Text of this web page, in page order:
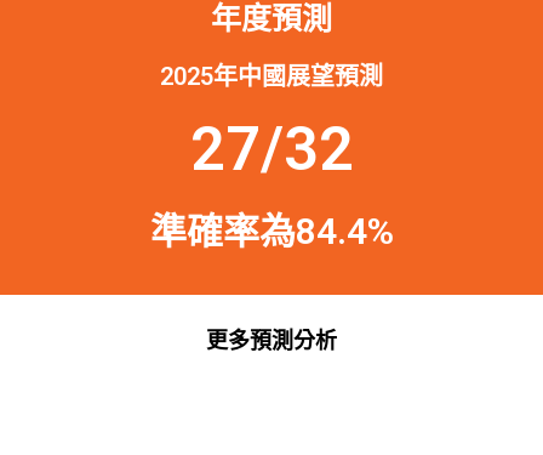
年度預測
2025年中國展望預測
27/32
準確率為84.4%
更多預測分析